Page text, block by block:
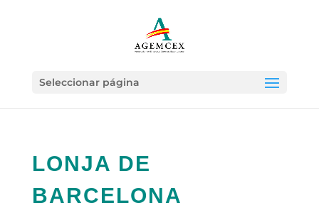
Seleccionar página
LONJA DE
BARCELONA